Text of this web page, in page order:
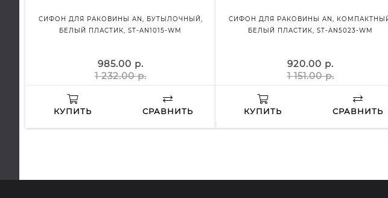
СИФОН ДЛЯ РАКОВИНЫ AN, БУТЫЛОЧНЫЙ,
БЕЛЫЙ ПЛАСТИК, ST-AN1015-WM
985.00 р.
1 232.00 р.
КУПИТЬ СРАВНИТЬ
СИФОН ДЛЯ РАКОВИНЫ AN,
БЕЛЫЙ ПЛАСТИК, ST-AN5023-WM
920.00 р.
1 151.00 р.
КУПИТЬ СРАВНИТЬ